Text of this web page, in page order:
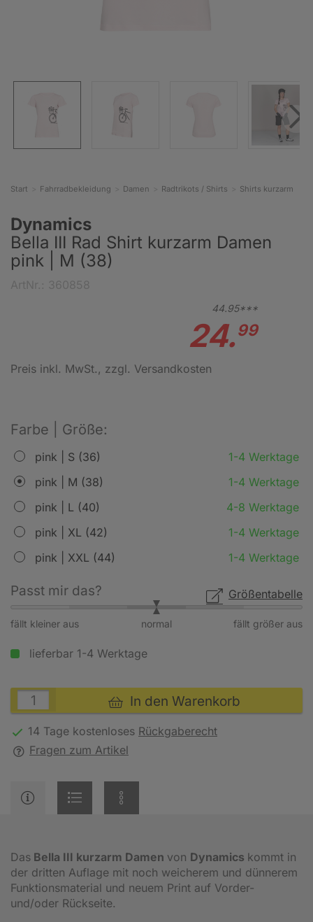
Start Fahrradbekleidung Damen Radtrikots / Shirts Shirts kurzarm
Dynamics
Bella III Rad Shirt kurzarm Damen
pink | M (38)
44.95***
24.99
Preis inkl. MwSt., zzgl. Versandkosten
Farbe | Größe:
pink | S (36)
1-4 Werktage
pink | M (38)
1-4 Werktage
pink | L (40)
4-8 Werktage
pink | XL (42)
1-4 Werktage
pink | XXL (44)
1-4 Werktage
Größentabelle
Passt mir das?
fällt kleiner aus fällt größer aus
normal
lieferbar 1-4 Werktage
In den Warenkorb
14 Tage kostenloses Rückgaberecht
Fragen zum Artikel
Das Bella III kurzarm Damen von Dynamics kommt in
der dritten Auflage mit noch weicherem und dünnerem
Funktionsmaterial und neuem Print auf Vorder-
und/oder Rückseite.